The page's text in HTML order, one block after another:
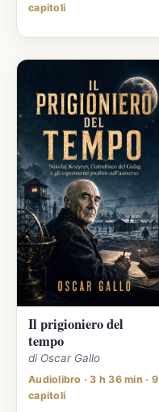
capitoli
Il prigioniero del
tempo
di Oscar Gallo
Audiolibro · 3 h 36 min · 9
capitoli